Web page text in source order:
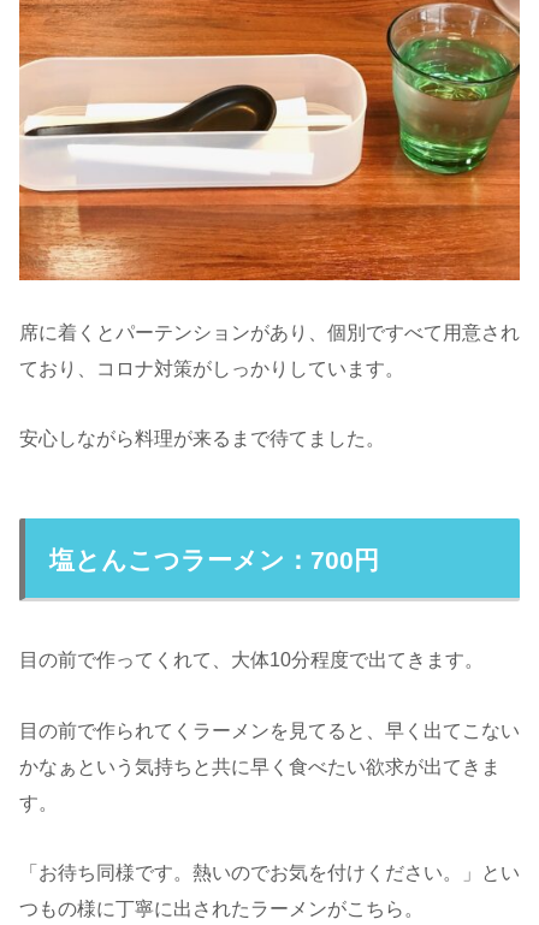
席に着くとパーテンションがあり、個別ですべて用意され
ており、コロナ対策がしっかりしています。
安心しながら料理が来るまで待てました。
塩とんこつラーメン：700円
目の前で作ってくれて、大体10分程度で出てきます。
目の前で作られてくラーメンを見てると、早く出てこない
かなぁという気持ちと共に早く食べたい欲求が出てきま
す。
「お待ち同様です。熱いのでお気を付けください。」とい
つもの様に丁寧に出されたラーメンがこちら。